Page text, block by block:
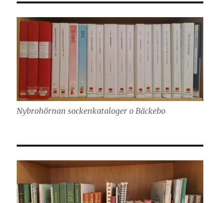
Nybrohörnan sockenkataloger o Bäckebo